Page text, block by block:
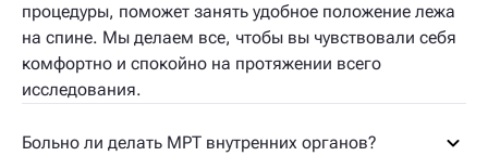
процедуры, поможет занять удобное положение лежа
на спине. Мы делаем все, чтобы вы чувствовали себя
комфортно и спокойно на протяжении всего
исследования.
Больно ли делать МРТ внутренних органов?